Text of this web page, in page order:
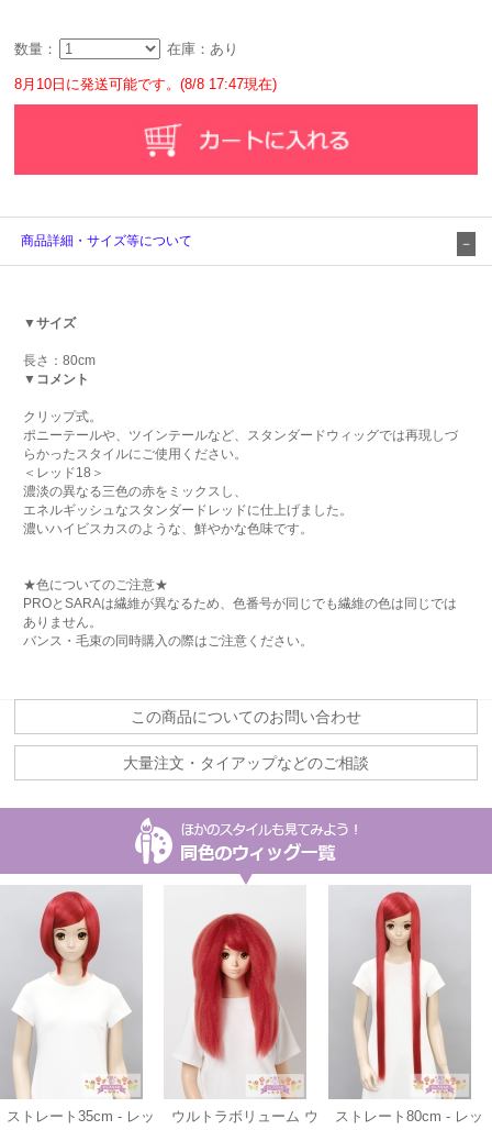
数量： 在庫：あり
8月10日に発送可能です。(8/8 17:47現在)
商品詳細・サイズ等について
▼サイズ
長さ：80cm
▼コメント
クリップ式。
ポニーテールや、ツインテールなど、スタンダードウィッグでは再現しづ
らかったスタイルにご使用ください。
＜レッド18＞
濃淡の異なる三色の赤をミックスし、
エネルギッシュなスタンダードレッドに仕上げました。
濃いハイビスカスのような、鮮やかな色味です。
★色についてのご注意★
PROとSARAは繊維が異なるため、色番号が同じでも繊維の色は同じでは
ありません。
バンス・毛束の同時購入の際はご注意ください。
この商品についてのお問い合わせ
大量注文・タイアップなどのご相談
ストレート35cm - レッ
ウルトラボリューム ウ
ストレート80cm - レッ